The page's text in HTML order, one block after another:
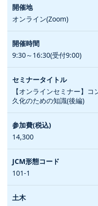
オンライン(Zoom)
9:30～16:30(受付9:00)
【オンラインセミナー】
久化のための知識(後編)
14,300
101-1